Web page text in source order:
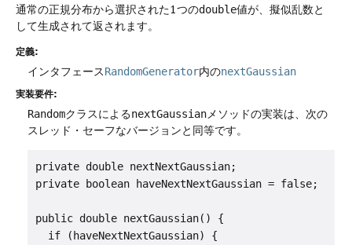
通常の正規分布から選択された1つのdouble値が、擬似乱数と
して生成されて返されます。
定義:
インタフェースRandomGenerator内のnextGaussian
実装要件:
RandomクラスによるnextGaussian メソッドの実装は、次の
スレッド・セーフなバージョンと同等です。
private double nextNextGaussian;
private boolean haveNextNextGaussian = false;
public double nextGaussian() {
  if (haveNextNextGaussian) {